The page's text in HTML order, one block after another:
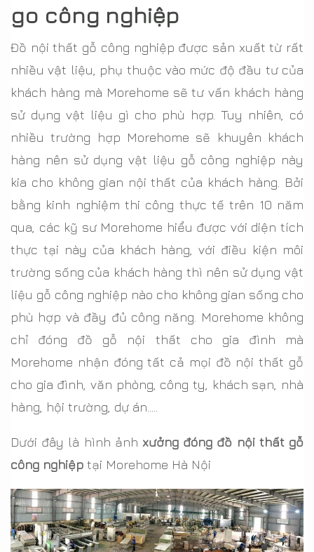
go công nghiệp
Đồ nội thất gỗ công nghiệp được sản xuất từ rất
nhiều vật liệu, phụ thuộc vào mức độ đầu tư của
khách hàng mà Morehome sẽ tư vấn khách hàng
sử dụng vật liệu gì cho phù hợp. Tuy nhiên, có
nhiều trường hợp Morehome sẽ khuyên khách
hàng nên sử dụng vật liệu gỗ công nghiệp này
kia cho không gian nội thất của khách hàng. Bởi
bằng kinh nghiệm thi công thực tế trên 10 năm
qua, các kỹ sư Morehome hiểu được với diện tích
thực tại này của khách hàng, với điều kiện môi
trường sống của khách hàng thì nên sử dụng vật
liệu gỗ công nghiệp nào cho không gian sống cho
phù hợp và đầy đủ công năng. Morehome không
chỉ đóng đồ gỗ nội thất cho gia đình mà
Morehome nhận đóng tất cả mọi đồ nội thất gỗ
cho gia đình, văn phòng, công ty, khách sạn, nhà
hàng, hội trường, dự án…..
Dưới đây là hình ảnh xưởng đóng đồ nội thất gỗ
công nghiệp tại Morehome Hà Nội